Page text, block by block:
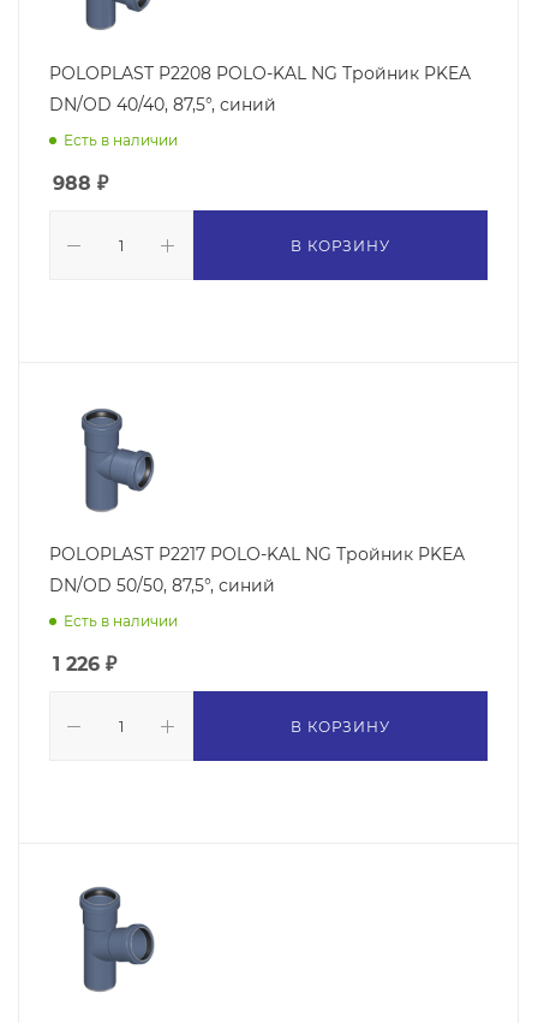
POLOPLAST P2208 POLO-KAL NG Тройник PKEA
DN/OD 40/40, 87,5°, синий
Есть в наличии
988 ₽
В КОРЗИНУ
POLOPLAST P2217 POLO-KAL NG Тройник PKEA
DN/OD 50/50, 87,5°, синий
Есть в наличии
1 226 ₽
В КОРЗИНУ